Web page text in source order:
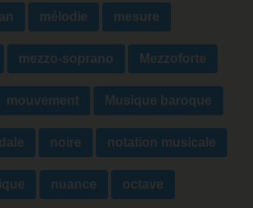
mélodie mesure
mezzo-soprano Mezzoforte
mouvement Musique baroque
noire notation musicale
nuance octave